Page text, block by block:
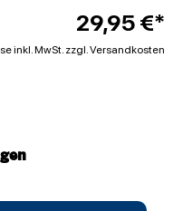
29,95 €*
inkl. MwSt. zzgl. Versandkosten